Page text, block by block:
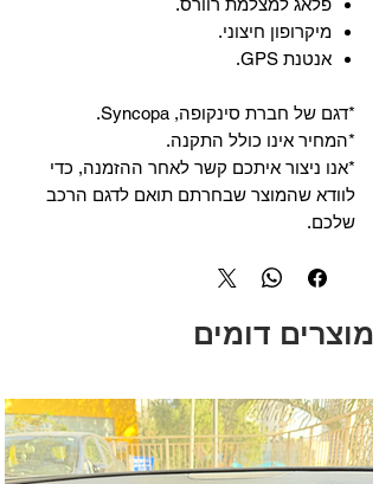
מיקרופון חיצוני.
אנטנת GPS.
*דגם של חברת סינקופה, Syncopa.
*המחיר אינו כולל התקנה.
*אנו ניצור איתכם קשר לאחר ההזמנה, כדי
לוודא שהמוצר שבחרתם תואם לדגם הרכב
שלכם.
מוצרים דומים